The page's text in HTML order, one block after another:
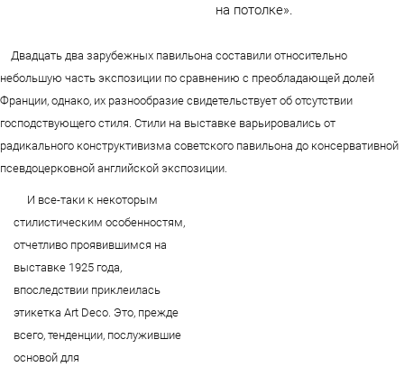
на потолке».
Двадцать два зарубежных павильона составили относительно
небольшую часть экспозиции по сравнению с преобладающей долей
Франции, однако, их разнообразие свидетельствует об отсутствии
господствующего стиля. Стили на выставке варьировались от
радикального конструктивизма советского павильона до консервативной
псевдоцерковной английской экспозиции.
И все-таки к некоторым
стилистическим особенностям,
отчетливо проявившимся на
выставке 1925 года,
впоследствии приклеилась
этикетка Art Deco. Это, прежде
всего, тенденции, послужившие
основой для